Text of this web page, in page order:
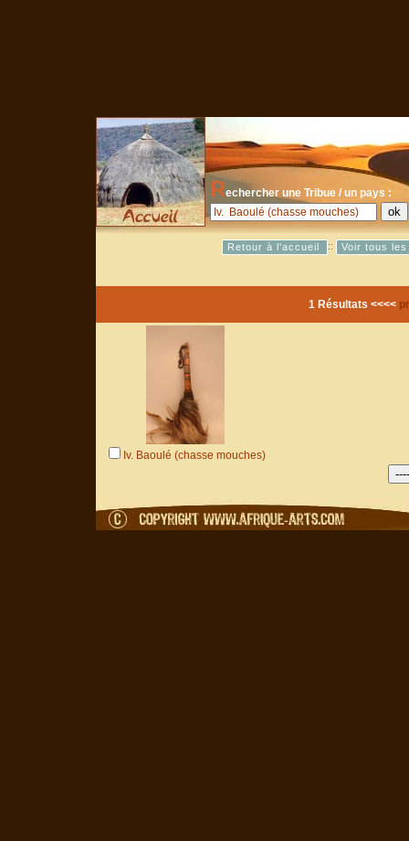
Rechercher une Tribue / un pays :
Retour à l'accueil :: Voir tous
1 Résultats <<<<
Iv. Baoulé (chasse mouches)